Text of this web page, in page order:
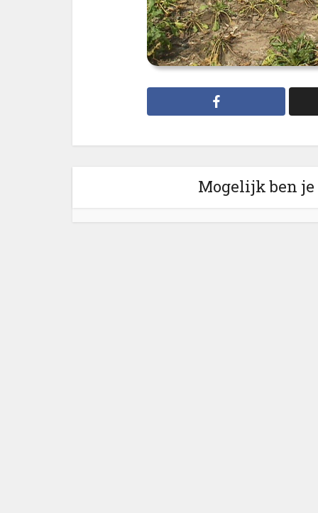
Mogelijk ben